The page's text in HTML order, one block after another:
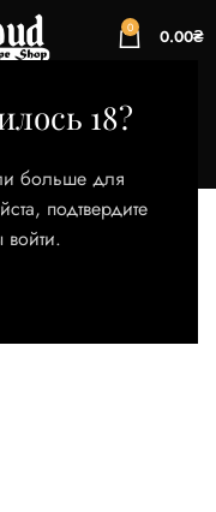
18?
больше для
подтвердите
войти.
0 0.00₴